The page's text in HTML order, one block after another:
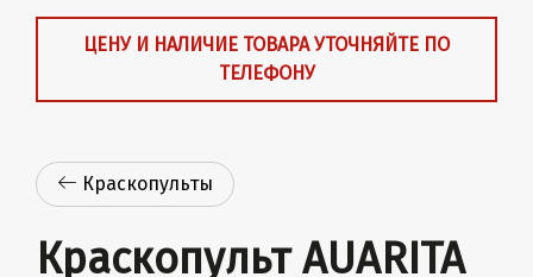
ЦЕНУ И НАЛИЧИЕ ТОВАРА УТОЧНЯЙТЕ ПО
ТЕЛЕФОНУ
Краскопульты
Краскопульт AUARITA